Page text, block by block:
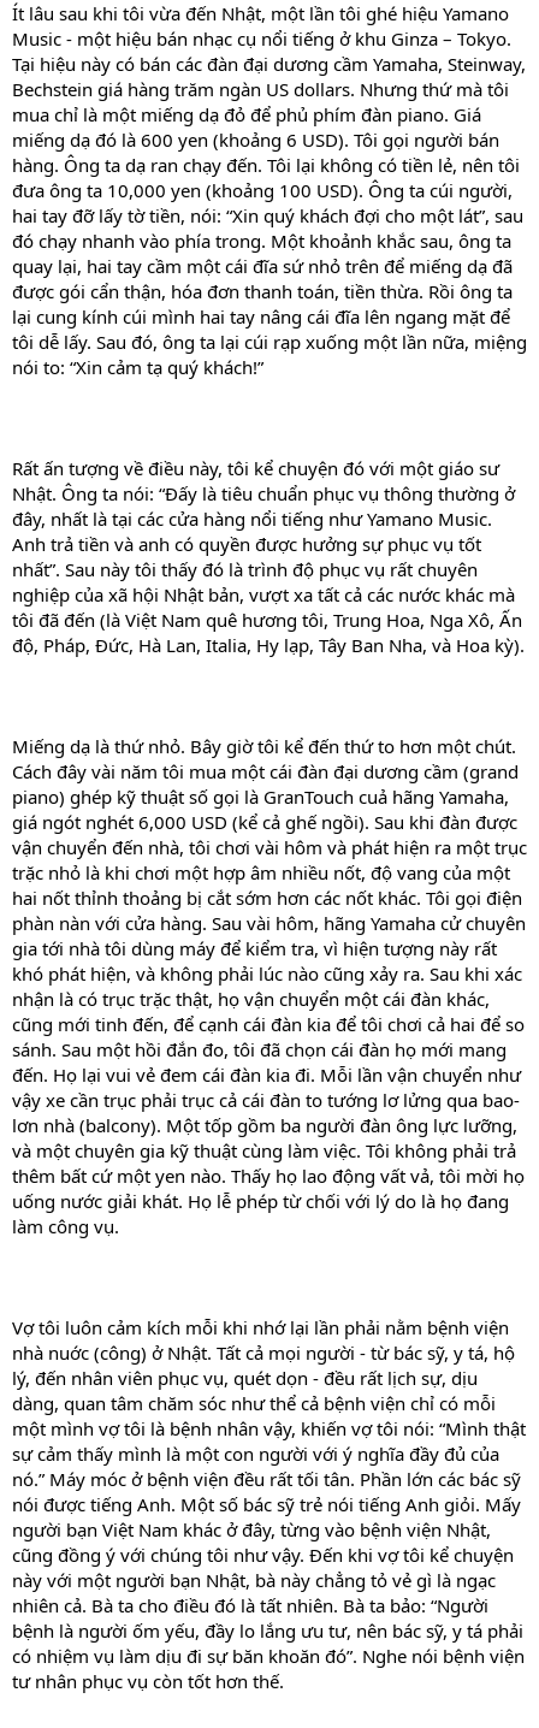
Ít lâu sau khi tôi vừa đến Nhật, một lần tôi ghé hiệu Yamano
Music - một hiệu bán nhạc cụ nổi tiếng ở khu Ginza – Tokyo.
Tại hiệu này có bán các đàn đại dương cầm Yamaha, Steinway,
Bechstein giá hàng trăm ngàn US dollars. Nhưng thứ mà tôi
mua chỉ là một miếng dạ đỏ để phủ phím đàn piano. Giá
miếng dạ đó là 600 yen (khoảng 6 USD). Tôi gọi người bán
hàng. Ông ta dạ ran chạy đến. Tôi lại không có tiền lẻ, nên tôi
đưa ông ta 10,000 yen (khoảng 100 USD). Ông ta cúi người,
hai tay đỡ lấy tờ tiền, nói: “Xin quý khách đợi cho một lát”, sau
đó chạy nhanh vào phía trong. Một khoảnh khắc sau, ông ta
quay lại, hai tay cầm một cái đĩa sứ nhỏ trên để miếng dạ đã
được gói cẩn thận, hóa đơn thanh toán, tiền thừa. Rồi ông ta
lại cung kính cúi mình hai tay nâng cái đĩa lên ngang mặt để
tôi dễ lấy. Sau đó, ông ta lại cúi rạp xuống một lần nữa, miệng
nói to: “Xin cảm tạ quý khách!”
Rất ấn tượng về điều này, tôi kể chuyện đó với một giáo sư
Nhật. Ông ta nói: “Đấy là tiêu chuẩn phục vụ thông thường ở
đây, nhất là tại các cửa hàng nổi tiếng như Yamano Music.
Anh trả tiền và anh có quyền được hưởng sự phục vụ tốt
nhất”. Sau này tôi thấy đó là trình độ phục vụ rất chuyên
nghiệp của xã hội Nhật bản, vượt xa tất cả các nước khác mà
tôi đã đến (là Việt Nam quê hương tôi, Trung Hoa, Nga Xô, Ấn
độ, Pháp, Đức, Hà Lan, Italia, Hy lạp, Tây Ban Nha, và Hoa kỳ).
Miếng dạ là thứ nhỏ. Bây giờ tôi kể đến thứ to hơn một chút.
Cách đây vài năm tôi mua một cái đàn đại dương cầm (grand
piano) ghép kỹ thuật số gọi là GranTouch cuả hãng Yamaha,
giá ngót nghét 6,000 USD (kể cả ghế ngồi). Sau khi đàn được
vận chuyển đến nhà, tôi chơi vài hôm và phát hiện ra một trục
trặc nhỏ là khi chơi một hợp âm nhiều nốt, độ vang của một
hai nốt thỉnh thoảng bị cắt sớm hơn các nốt khác. Tôi gọi điện
phàn nàn với cửa hàng. Sau vài hôm, hãng Yamaha cử chuyên
gia tới nhà tôi dùng máy để kiểm tra, vì hiện tượng này rất
khó phát hiện, và không phải lúc nào cũng xảy ra. Sau khi xác
nhận là có trục trặc thật, họ vận chuyển một cái đàn khác,
cũng mới tinh đến, để cạnh cái đàn kia để tôi chơi cả hai để so
sánh. Sau một hồi đắn đo, tôi đã chọn cái đàn họ mới mang
đến. Họ lại vui vẻ đem cái đàn kia đi. Mỗi lần vận chuyển như
vậy xe cần trục phải trục cả cái đàn to tướng lơ lửng qua bao-
lơn nhà (balcony). Một tốp gồm ba người đàn ông lực lưỡng,
và một chuyên gia kỹ thuật cùng làm việc. Tôi không phải trả
thêm bất cứ một yen nào. Thấy họ lao động vất vả, tôi mời họ
uống nước giải khát. Họ lễ phép từ chối với lý do là họ đang
làm công vụ.
Vợ tôi luôn cảm kích mỗi khi nhớ lại lần phải nằm bệnh viện
nhà nuớc (công) ở Nhật. Tất cả mọi người - từ bác sỹ, y tá, hộ
lý, đến nhân viên phục vụ, quét dọn - đều rất lịch sự, dịu
dàng, quan tâm chăm sóc như thể cả bệnh viện chỉ có mỗi
một mình vợ tôi là bệnh nhân vậy, khiến vợ tôi nói: “Mình thật
sự cảm thấy mình là một con người với ý nghĩa đầy đủ của
nó.” Máy móc ở bệnh viện đều rất tối tân. Phần lớn các bác sỹ
nói được tiếng Anh. Một số bác sỹ trẻ nói tiếng Anh giỏi. Mấy
người bạn Việt Nam khác ở đây, từng vào bệnh viện Nhật,
cũng đồng ý với chúng tôi như vậy. Đến khi vợ tôi kể chuyện
này với một người bạn Nhật, bà này chẳng tỏ vẻ gì là ngạc
nhiên cả. Bà ta cho điều đó là tất nhiên. Bà ta bảo: “Người
bệnh là người ốm yếu, đầy lo lắng ưu tư, nên bác sỹ, y tá phải
có nhiệm vụ làm dịu đi sự băn khoăn đó”. Nghe nói bệnh viện
tư nhân phục vụ còn tốt hơn thế.